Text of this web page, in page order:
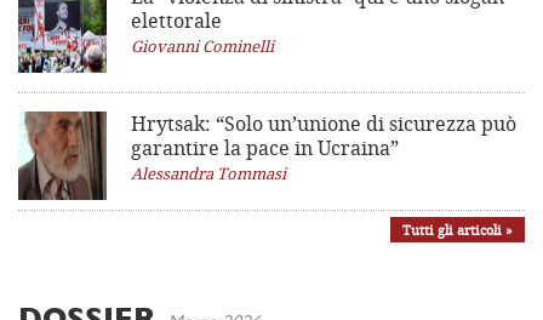
elettorale
Giovanni Cominelli
Hrytsak: “Solo un’unione di sicurezza può
garantire la pace in Ucraina”
Alessandra Tommasi
Tutti gli articoli »